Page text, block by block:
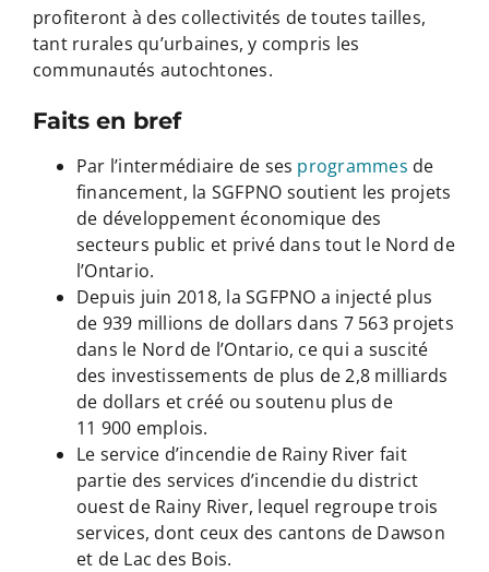
profiteront à des collectivités de toutes tailles,
tant rurales qu’urbaines, y compris les
communautés autochtones.
Faits en bref
Par l’intermédiaire de ses programmes de
financement, la SGFPNO soutient les projets
de développement économique des
secteurs public et privé dans tout le Nord de
l’Ontario.
Depuis juin 2018, la SGFPNO a injecté plus
de 939 millions de dollars dans 7 563 projets
dans le Nord de l’Ontario, ce qui a suscité
des investissements de plus de 2,8 milliards
de dollars et créé ou soutenu plus de
11 900 emplois.
Le service d’incendie de Rainy River fait
partie des services d’incendie du district
ouest de Rainy River, lequel regroupe trois
services, dont ceux des cantons de Dawson
et de Lac des Bois.